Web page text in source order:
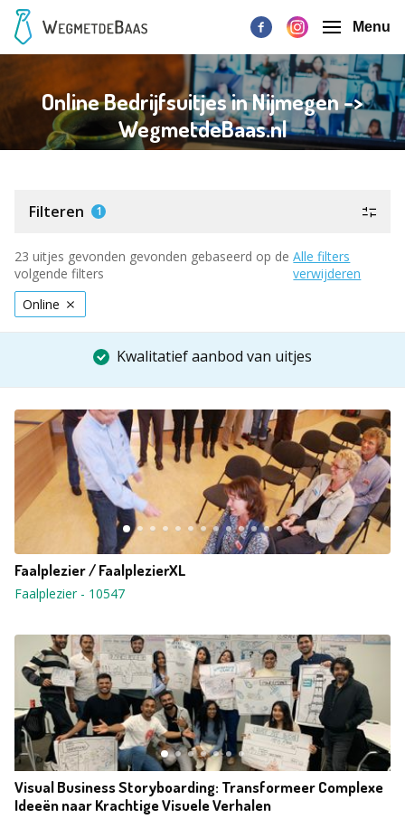
Menu
Online Bedrijfsuitjes in Nijmegen ->
WegmetdeBaas.nl
Filteren 1
23 uitjes gevonden gevonden gebaseerd op de
volgende filters
Alle filters
verwijderen
Online
Kwalitatief aanbod van uitjes
Faalplezier / FaalplezierXL
Faalplezier- 10547
Visual Business Storyboarding: Transformeer Complexe
Ideeën naar Krachtige Visuele Verhalen